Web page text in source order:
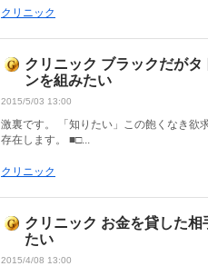
クリニック
クリニック ブラックだが
ンを組みたい
2015/5/03 13:00
激裏です。 「知りたい」この飽くなき欲
存在します。 ■□...
クリニック
クリニック お金を貸した相
たい
2015/4/08 13:00